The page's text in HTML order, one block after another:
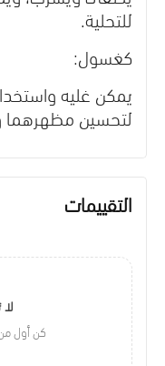
للتحلية.
كغسول:
يمكن غليه
لتحسين مظهرهما
التقييمات
كن أول